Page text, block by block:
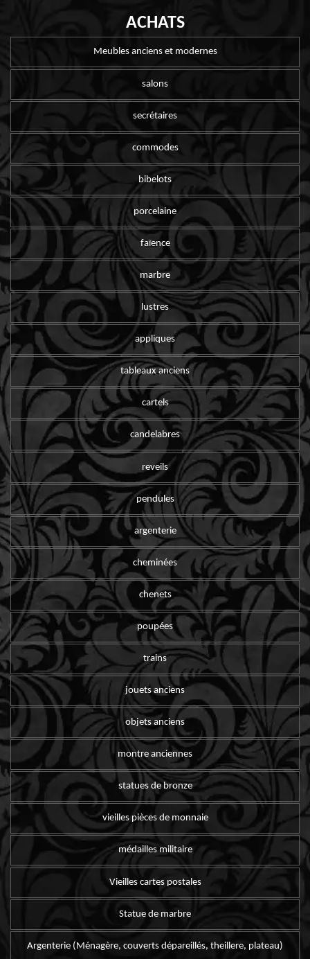
ACHATS
Meubles anciens et modernes
salons
secrétaires
commodes
bibelots
porcelaine
faïence
marbre
lustres
appliques
tableaux anciens
cartels
candelabres
reveils
pendules
argenterie
cheminées
chenets
poupées
trains
jouets anciens
objets anciens
montre anciennes
statues de bronze
vieilles pièces de monnaie
médailles militaire
Vieilles cartes postales
Statue de marbre
Argenterie (Ménagère, couverts dépareillés, theillere, plateau)